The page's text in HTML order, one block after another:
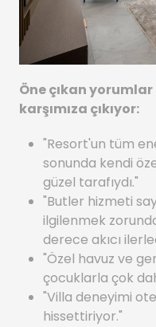
Öne çıkan
karşımıza çıkıyor:
"Resort'un tüm
sonunda kendi
güzel tarafıydı."
"Butler hizmeti
ilgilenmek
derece akıcı
"Özel havuz ve
çocuklarla çok
"Villa deneyimi
hissettiriyor."